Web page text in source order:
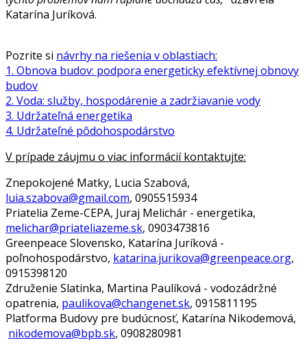
Katarína Juríková.
Pozrite si návrhy na riešenia v oblastiach:
1. Obnova budov: podpora energeticky efektívnej obnovy
budov
2. Voda: služby, hospodárenie a zadržiavanie vody
3. Udržateľná energetika
4. Udržateľné pôdohospodárstvo
V prípade záujmu o viac informácií kontaktujte:
Znepokojené Matky, Lucia Szabová,
luia.szabova@gmail.com, 0905515934
Priatelia Zeme-CEPA, Juraj Melichár - energetika,
melichar@priateliazeme.sk, 0903473816
Greenpeace Slovensko, Katarína Juríková -
poľnohospodárstvo, katarina.jurikova@greenpeace.org,
0915398120
Združenie Slatinka, Martina Paulíková - vodozádržné
opatrenia, paulikova@changenet.sk, 0915811195
Platforma Budovy pre budúcnosť, Katarína Nikodemová,
nikodemova@bpb.sk, 0908280981